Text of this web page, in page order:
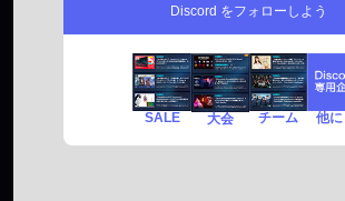
Discord をフォローしよう
SALE 大会 チーム 他に